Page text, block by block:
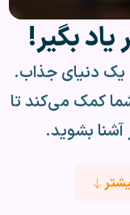
بگیر!
یک دنیای جذاب.
کمک می‌کند تا
آشنا بشوید.